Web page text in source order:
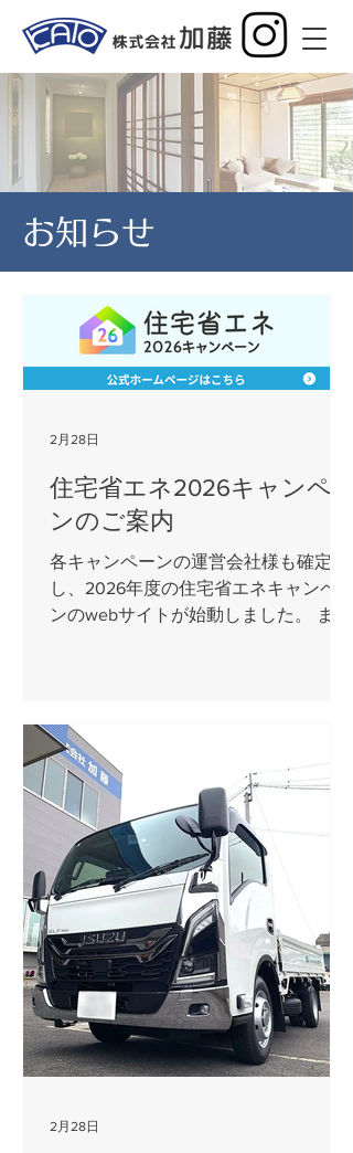
お知らせ
住宅省エネ2026キャンペー
ンのご案内
各キャンペーンの運営会社様も確定
し、2026年度の住宅省エネキャンペー
ンのwebサイトが始動しました。 まだ
ご覧下さい。 下のバナーから公式web
サイトへ移動できます。 住宅省エネキ
ャンペーンは登録した事業者(工事施工
店)でないと補助金申請ができません。
当社は全ての補助金事務局へ登録して
おります。 窓廻りや水廻りのリフォー
ムを検討されていらっしゃる場合は、
是非お気軽にご相談下さい。
2月28日
2月28日